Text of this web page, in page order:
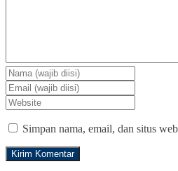
Simpan nama, email, dan situs